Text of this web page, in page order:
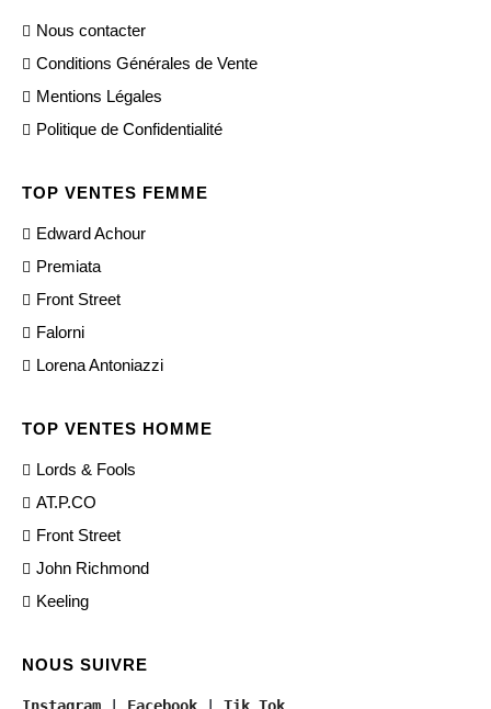
Nous contacter
Conditions Générales de Vente
Mentions Légales
Politique de Confidentialité
TOP VENTES FEMME
Edward Achour
Premiata
Front Street
Falorni
Lorena Antoniazzi
TOP VENTES HOMME
Lords & Fools
AT.P.CO
Front Street
John Richmond
Keeling
NOUS SUIVRE
Instagram | Facebook | Tik Tok